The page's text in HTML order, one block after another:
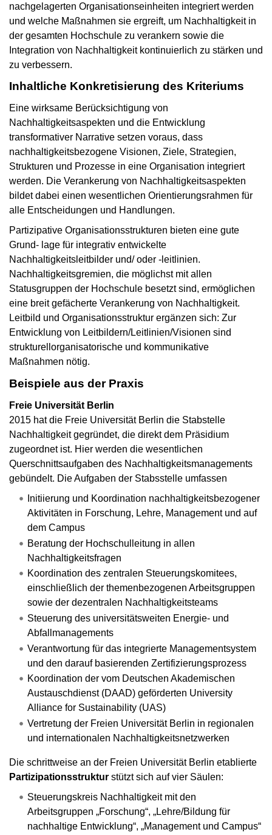
nachgelagerten Organisationseinheiten integriert werden
und welche Maßnahmen sie ergreift, um Nachhaltigkeit in
der gesamten Hochschule zu verankern sowie die
Integration von Nachhaltigkeit kontinuierlich zu stärken und
zu verbessern.
Inhaltliche Konkretisierung des Kriteriums
Eine wirksame Berücksichtigung von
Nachhaltigkeitsaspekten und die Entwicklung
transformativer Narrative setzen voraus, dass
nachhaltigkeitsbezogene Visionen, Ziele, Strategien,
Strukturen und Prozesse in eine Organisation integriert
werden. Die Verankerung von Nachhaltigkeitsaspekten
bildet dabei einen wesentlichen Orientierungsrahmen für
alle Entscheidungen und Handlungen.
Partizipative Organisationsstrukturen bieten eine gute
Grund- lage für integrativ entwickelte
Nachhaltigkeitsleitbilder und/ oder -leitlinien.
Nachhaltigkeitsgremien, die möglichst mit allen
Statusgruppen der Hochschule besetzt sind, ermöglichen
eine breit gefächerte Verankerung von Nachhaltigkeit.
Leitbild und Organisationsstruktur ergänzen sich: Zur
Entwicklung von Leitbildern/Leitlinien/Visionen sind
strukturellorganisatorische und kommunikative
Maßnahmen nötig.
Beispiele aus der Praxis
Freie Universität Berlin
2015 hat die Freie Universität Berlin die Stabstelle
Nachhaltigkeit gegründet, die direkt dem Präsidium
zugeordnet ist. Hier werden die wesentlichen
Querschnittsaufgaben des Nachhaltigkeitsmanagements
gebündelt. Die Aufgaben der Stabsstelle umfassen
Initiierung und Koordination nachhaltigkeitsbezogener
Aktivitäten in Forschung, Lehre, Management und auf
dem Campus
Beratung der Hochschulleitung in allen
Nachhaltigkeitsfragen
Koordination des zentralen Steuerungskomitees,
einschließlich der themenbezogenen Arbeitsgruppen
sowie der dezentralen Nachhaltigkeitsteams
Steuerung des universitätsweiten Energie- und
Abfallmanagements
Verantwortung für das integrierte Managementsystem
und den darauf basierenden Zertifizierungsprozess
Koordination der vom Deutschen Akademischen
Austauschdienst (DAAD) geförderten University
Alliance for Sustainability (UAS)
Vertretung der Freien Universität Berlin in regionalen
und internationalen Nachhaltigkeitsnetzwerken
Die schrittweise an der Freien Universität Berlin etablierte
Partizipationsstruktur stützt sich auf vier Säulen:
Steuerungskreis Nachhaltigkeit mit den
Arbeitsgruppen „Forschung“, „Lehre/Bildung für
nachhaltige Entwicklung“, „Management und Campus“